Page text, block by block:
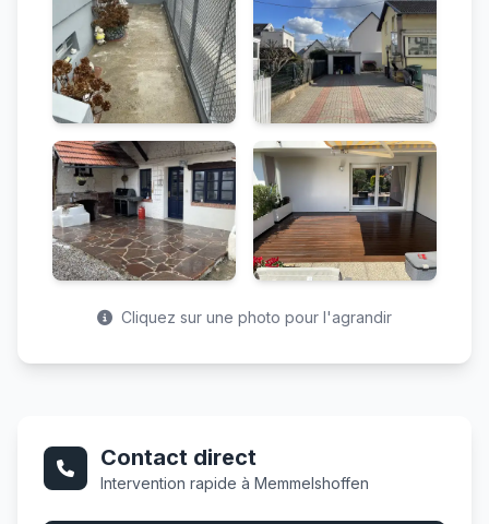
Cliquez sur une photo pour l'agrandir
Contact direct
Intervention rapide à Memmelshoffen